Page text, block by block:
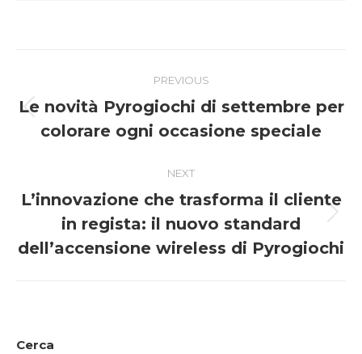
navigation
PREVIOUS
Previous
post:
Le novità Pyrogiochi di settembre per
colorare ogni occasione speciale
NEXT
Next
post:
L’innovazione che trasforma il cliente
in regista: il nuovo standard
dell’accensione wireless di Pyrogiochi
Cerca